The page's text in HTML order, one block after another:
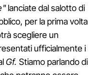
lanciate dal salotto di
per la prima volta
scegliere un
ufficialmente i
Gf. Stiamo parlando di